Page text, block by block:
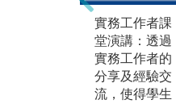
實務工作者課
堂演講：透過
實務工作者的
分享及經驗交
流，使得學生